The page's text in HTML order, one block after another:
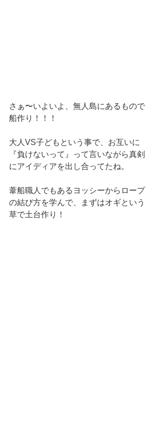
さぁ〜いよいよ、無人島にあるもので
船作り！！！
大人VS子どもという事で、お互いに
『負けないって』って言いながら真剣
にアイディアを出し合ってたね。
葦船職人でもあるヨッシーからロープ
の結び方を学んで、まずはオギという
草で土台作り！